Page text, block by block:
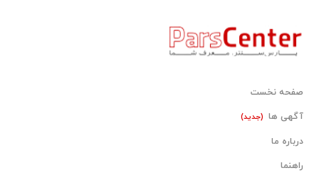
صفحه نخست
آگهی ها (جدید)
درباره ما
راهنما